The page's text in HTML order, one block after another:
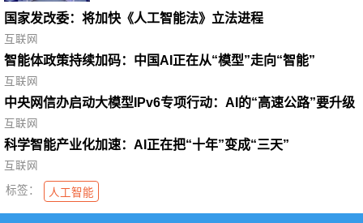
国家发改委：将加快《人工智能法》立法进程
互联网
智能体政策持续加码：中国AI正在从“模型”走向“智能”
互联网
中央网信办启动大模型IPv6专项行动：AI的“高速公路”要升级
了
互联网
科学智能产业化加速：AI正在把“十年”变成“三天”
互联网
标签：
人工智能